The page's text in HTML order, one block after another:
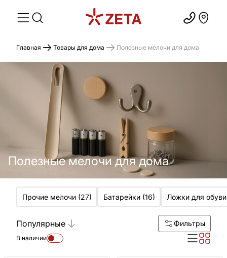
Главная Товары для дома Полезные мелочи для дома
Полезные мелочи для дома
Прочие мелочи(27) Батарейки(16) Ложки для обуви
Популярные Фильтры
В наличии